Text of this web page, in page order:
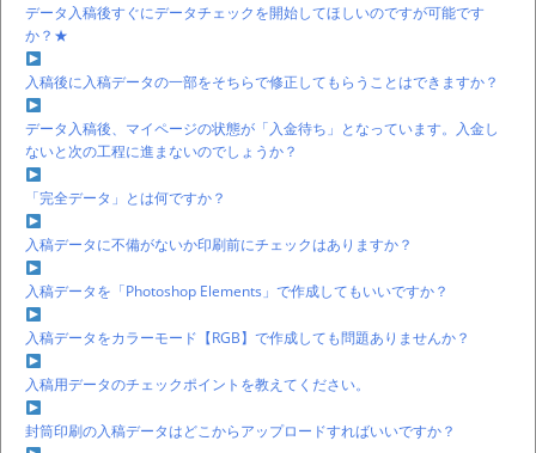
データ入稿後すぐにデータチェックを開始してほしいのですが可能です
か？★
入稿後に入稿データの一部をそちらで修正してもらうことはできますか？
データ入稿後、マイページの状態が「入金待ち」となっています。入金し
ないと次の工程に進まないのでしょうか？
「完全データ」とは何ですか？
入稿データに不備がないか印刷前にチェックはありますか？
入稿データを「Photoshop Elements」で作成してもいいですか？
入稿データをカラーモード【RGB】で作成しても問題ありませんか？
入稿用データのチェックポイントを教えてください。
封筒印刷の入稿データはどこからアップロードすればいいですか？